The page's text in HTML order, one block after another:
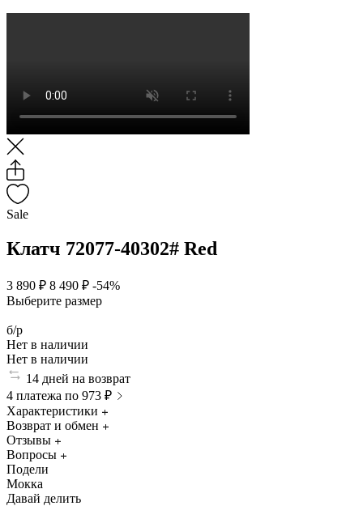
Sale
Клатч 72077-40302# Red
3 890 ₽ 8 490 ₽ -54%
Выберите размер
б/р
Нет в наличии
Нет в наличии
14 дней на возврат
4 платежа по 973 ₽
Характеристики
Возврат и обмен
Отзывы
Вопросы
Подели
Мокка
Давай делить